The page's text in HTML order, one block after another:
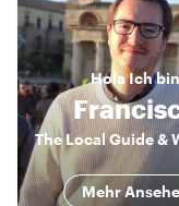
HolaIch bin
Mehr